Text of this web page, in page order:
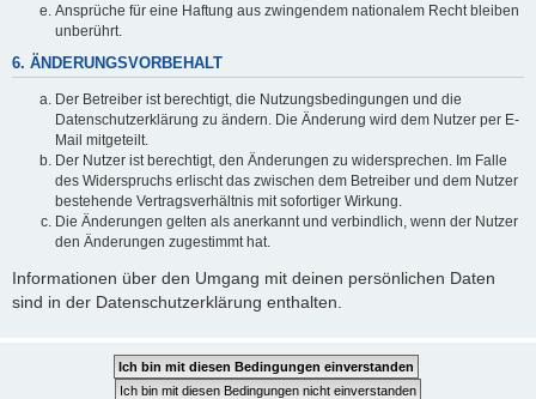
Ansprüche für eine Haftung aus zwingendem nationalem Recht bleiben
unberührt.
6. ÄNDERUNGSVORBEHALT
Der Betreiber ist berechtigt, die Nutzungsbedingungen und die
Datenschutzerklärung zu ändern. Die Änderung wird dem Nutzer per E-
Mail mitgeteilt.
Der Nutzer ist berechtigt, den Änderungen zu widersprechen. Im Falle
des Widerspruchs erlischt das zwischen dem Betreiber und dem Nutzer
bestehende Vertragsverhältnis mit sofortiger Wirkung.
Die Änderungen gelten als anerkannt und verbindlich, wenn der Nutzer
den Änderungen zugestimmt hat.
Informationen über den Umgang mit deinen persönlichen Daten
sind in der Datenschutzerklärung enthalten.